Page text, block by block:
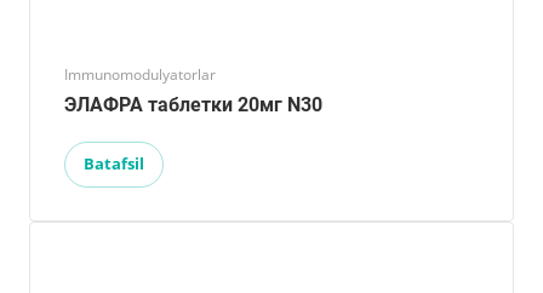
Immunomodulyatorlar
ЭЛАФРА таблетки 20мг N30
Batafsil